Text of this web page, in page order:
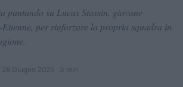
puntando su Lucas Stassin, giovane
Etienne, per rinforzare la propria squadra in
28 Giugno 2025 · 3 min